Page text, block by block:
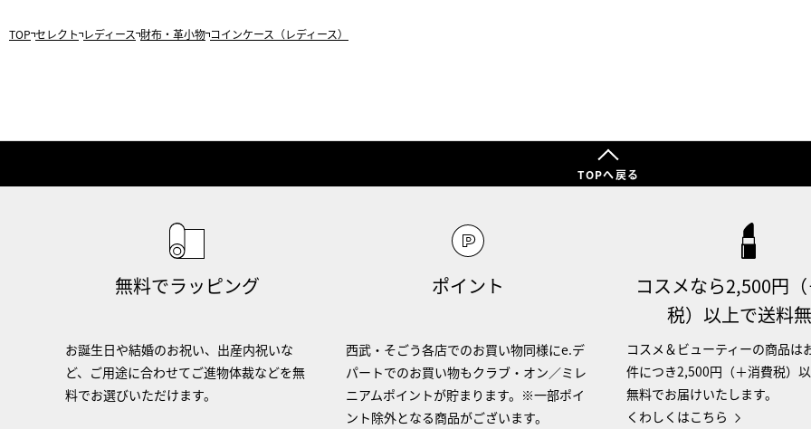
TOP セレクト レディース 財布・革小物 コインケース（レディース）
TOPへ戻る
無料でラッピング
お誕生日や結婚のお祝い、出産内祝いな
ど、ご用途に合わせてご進物体裁などを無
料でお選びいただけます。
ポイント
西武・そごう各店でのお買い物同様にe.デ
パートでのお買い物もクラブ・オン／ミレ
ニアムポイントが貯まります。※一部ポイ
ント除外となる商品がございます。
コスメなら2,500円
税）以上で送料
コスメ＆ビューティーの商品は
件につき2,500円（＋消費税）
無料でお届けいたします。
くわしくはこちら